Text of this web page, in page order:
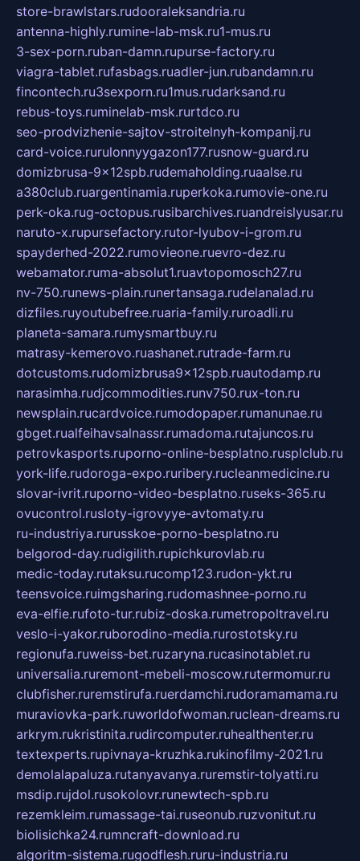
store-brawlstars.rudooraleksandria.ru
antenna-highly.rumine-lab-msk.ru1-mus.ru
3-sex-porn.ruban-damn.rupurse-factory.ru
viagra-tablet.rufasbags.ruadler-jun.rubandamn.ru
fincontech.ru3sexporn.ru1mus.rudarksand.ru
rebus-toys.ruminelab-msk.rurtdco.ru
seo-prodvizhenie-sajtov-stroitelnyh-kompanij.ru
card-voice.rurulonnyygazon177.rusnow-guard.ru
domizbrusa-9x12spb.rudemaholding.ruaalse.ru
a380club.ruargentinamia.ruperkoka.rumovie-one.ru
perk-oka.rug-octopus.rusibarchives.ruandreislyusar.ru
naruto-x.rupursefactory.rutor-lyubov-i-grom.ru
spayderhed-2022.rumovieone.ruevro-dez.ru
webamator.ruma-absolut1.ruavtopomosch27.ru
nv-750.runews-plain.runertansaga.rudelanalad.ru
dizfiles.ruyoutubefree.ruaria-family.ruroadli.ru
planeta-samara.rumysmartbuy.ru
matrasy-kemerovo.ruashanet.rutrade-farm.ru
dotcustoms.rudomizbrusa9x12spb.ruautodamp.ru
narasimha.rudjcommodities.runv750.rux-ton.ru
newsplain.rucardvoice.rumodopaper.rumanunae.ru
gbget.rualfeihavsalnassr.rumadoma.rutajuncos.ru
petrovkasports.ruporno-online-besplatno.rusplclub.ru
york-life.rudoroga-expo.ruribery.rucleanmedicine.ru
slovar-ivrit.ruporno-video-besplatno.ruseks-365.ru
ovucontrol.rusloty-igrovyye-avtomaty.ru
ru-industriya.rurusskoe-porno-besplatno.ru
belgorod-day.rudigilith.rupichkurovlab.ru
medic-today.rutaksu.rucomp123.rudon-ykt.ru
teensvoice.ruimgsharing.rudomashnee-porno.ru
eva-elfie.rufoto-tur.rubiz-doska.rumetropoltravel.ru
veslo-i-yakor.ruborodino-media.rurostotsky.ru
regionufa.ruweiss-bet.ruzaryna.rucasinotablet.ru
universalia.ruremont-mebeli-moscow.rutermomur.ru
clubfisher.ruremstirufa.ruerdamchi.rudoramamama.ru
muraviovka-park.ruworldofwoman.ruclean-dreams.ru
arkrym.rukristinita.rudircomputer.ruhealthenter.ru
textexperts.rupivnaya-kruzhka.rukinofilmy-2021.ru
demolalapaluza.rutanyavanya.ruremstir-tolyatti.ru
msdip.rujdol.rusokolovr.runewtech-spb.ru
rezemkleim.rumassage-tai.ruseonub.ruzvonitut.ru
biolisichka24.rumncraft-download.ru
algoritm-sistema.rugodflesh.ruru-industria.ru